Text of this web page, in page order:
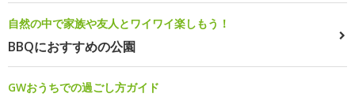
自然の中で家族や友人とワイワイ楽しもう！
BBQにおすすめの公園
GWおうちでの過ごし方ガイド